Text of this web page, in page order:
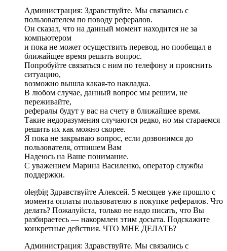
Администрация: Здравствуйте. Мы связались с
пользователем по поводу рефералов.
Он сказал, что на данный момент находится не за
компьютером
и пока не может осуществить перевод, но пообещал в
ближайщее время решить вопрос.
Попробуйте связаться с ним по телефону и прояснить
ситуацию,
возможно вышла какая-то накладка.
В любом случае, данный вопрос мы решим, не
переживайте,
рефералы будут у вас на счету в ближайшее время.
Такие недоразумения случаются редко, но мы стараемся
решить их как можно скорее.
Я пока не закрываю вопрос, если дозвонимся до
пользователя, отпишем Вам
Надеюсь на Ваше понимание.
С уважением Марина Василенко, оператор службы
поддержки.
olegbig Здравствуйте Алексей. 5 месяцев уже прошло с
момента оплаты пользователю в покупке рефералов. Что
делать? Пожалуйста, только не надо писать, что Вы
разбираетесь — накормлен этим досыта. Подскажите
конкретные действия. ЧТО МНЕ ДЕЛАТЬ?
Администрация: Здравствуйте. Мы связались с